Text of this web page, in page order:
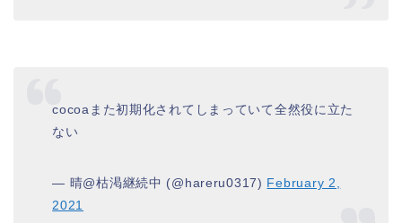
cocoaまた初期化されてしまっていて全然役に立た
ない
— 晴@枯渇継続中 (@hareru0317) February 2,
2021